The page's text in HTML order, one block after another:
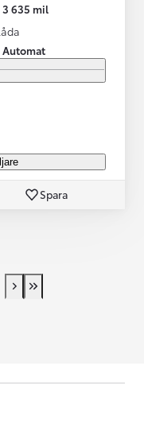
3 635 mil
Automat
Spara
Next page
Last Page